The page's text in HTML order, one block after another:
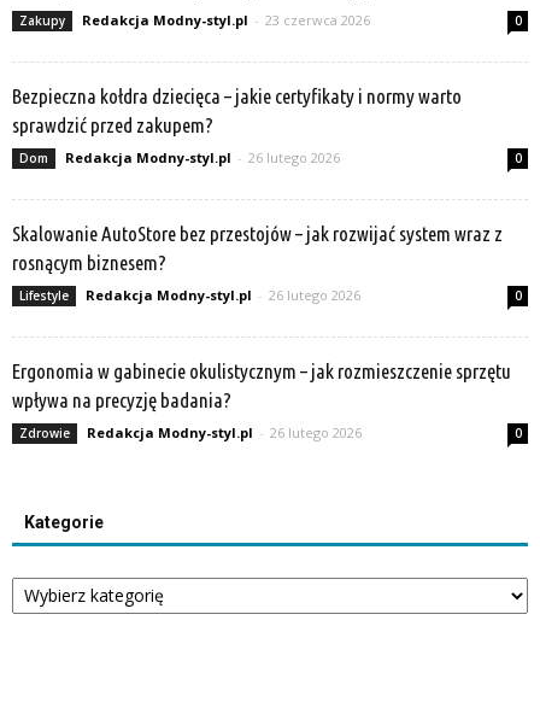
Zakupy Redakcja Modny-styl.pl - 23 czerwca 2026 0
Bezpieczna kołdra dziecięca – jakie certyfikaty i normy warto
sprawdzić przed zakupem?
Dom Redakcja Modny-styl.pl - 26 lutego 2026 0
Skalowanie AutoStore bez przestojów – jak rozwijać system wraz z
rosnącym biznesem?
Lifestyle Redakcja Modny-styl.pl - 26 lutego 2026 0
Ergonomia w gabinecie okulistycznym – jak rozmieszczenie sprzętu
wpływa na precyzję badania?
Zdrowie Redakcja Modny-styl.pl - 26 lutego 2026 0
Kategorie
Kategorie